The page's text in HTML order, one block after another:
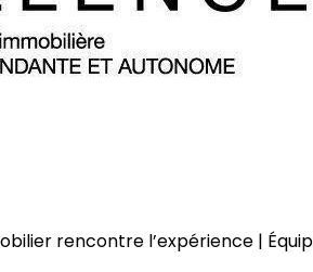
rencontre l’expérience |